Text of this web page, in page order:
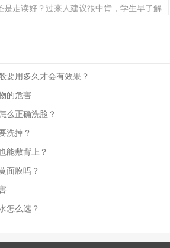
是走读好？过来人建议很中肯，学生早了解
要用多久才会有效果？
的危害
么正确洗脸？
洗掉？
能敷背上？
面膜吗？
怎么选？